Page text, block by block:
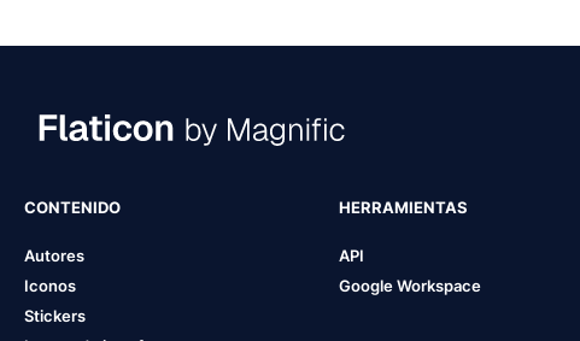
CONTENIDO
Autores
Iconos
Stickers
HERRAMIENTAS
API
Google Workspace